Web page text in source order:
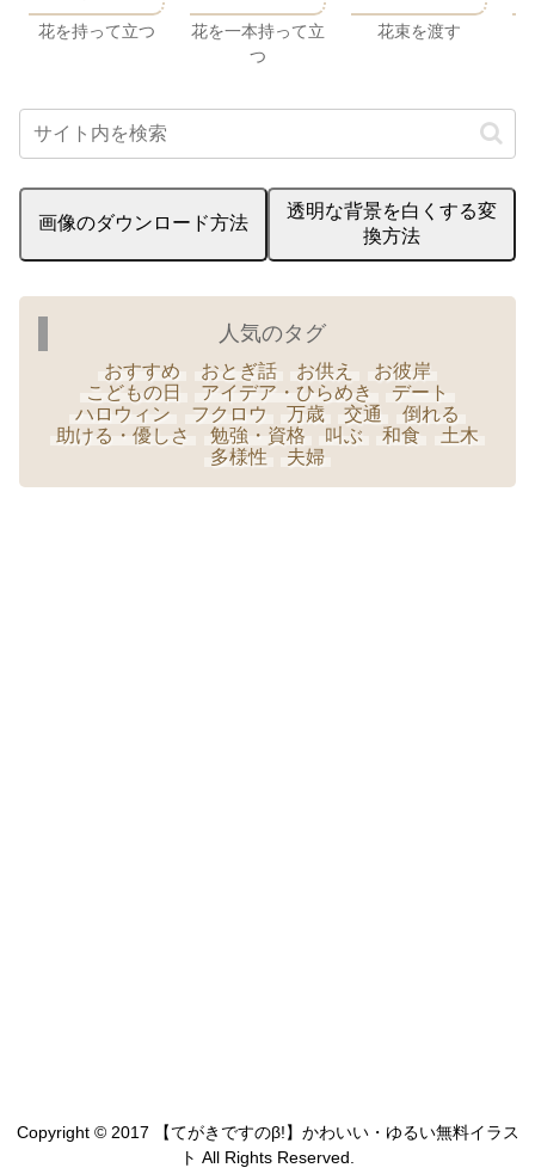
花を持って立つ
花を一本持って立
つ
花束を渡す
画像のダウンロード方法
透明な背景を白くする変
換方法
人気のタグ
おすすめ おとぎ話 お供え
お彼岸
こどもの日
アイデア・ひらめき
デート
ハロウィン
フクロウ 万歳 交通
倒れる
助ける・優しさ
勉強・資格 叫ぶ 和食
土木
多様性
夫婦
Copyright © 2017 【てがきですのβ!】かわいい・ゆるい無料イラス
ト All Rights Reserved.